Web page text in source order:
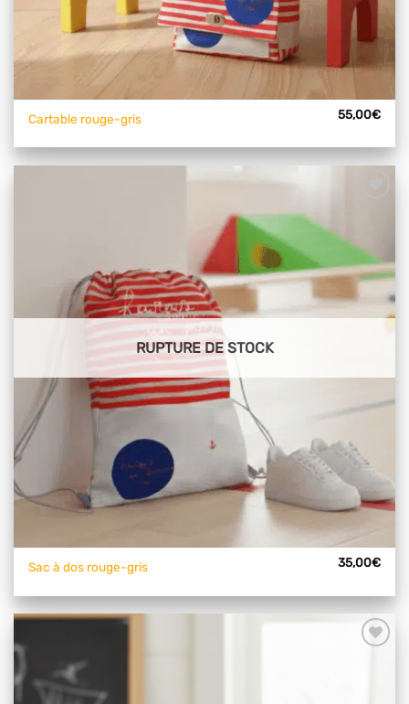
Cartable rouge-gris 55,00€
favoris
RUPTURE DE STOCK
Sac à dos rouge-gris 35,00€